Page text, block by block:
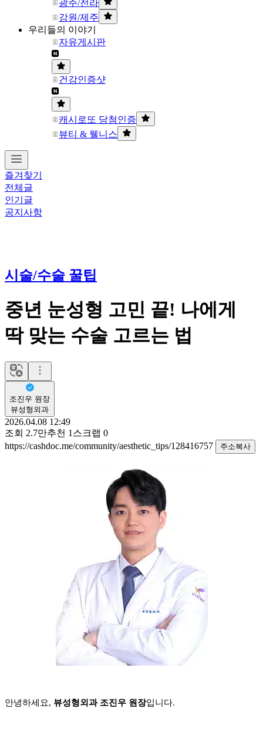
광주/전라
강원/제주
우리들의 이야기
자유게시판
건강인증샷
캐시로또 당첨인증
뷰티 & 웰니스
즐겨찾기
전체글
인기글
공지사항
시술/수술 꿀팁
중년 눈성형 고민 끝! 나에게
딱 맞는 수술 고르는 법
조진우 원장
뷰성형외과
2026.04.08 12:49
조회 2.7만추천 1 스크랩 0
https://cashdoc.me/community/aesthetic_tips/128416757
주소복사
안녕하세요, 뷰성형외과 조진우 원장입니다.